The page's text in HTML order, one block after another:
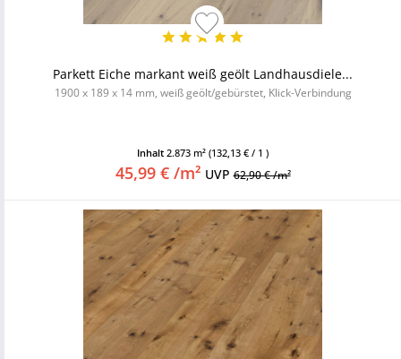
Parkett Eiche markant weiß geölt Landhausdiele...
1900 x 189 x 14 mm, weiß geölt/gebürstet, Klick-Verbindung
Inhalt 2.873 m² (132,13 € / 1 )
45,99 € /m² UVP62,90 € /m²